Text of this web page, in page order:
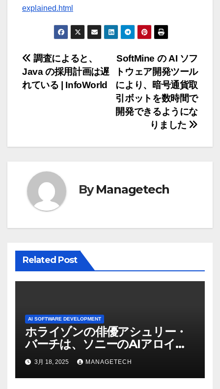
explained.html
投
稿
ゲ
シ
ョ
ン
SoftMine の AI ソフ
トウェア開発ツール
により、暗号通貨取
引ボットを数時間で
開発できるようにな
りました
調査によると、
Java の採用計画は遅
れている | InfoWorld
ByManagetech
Related Post
AI SOFTWARE DEVELOPMENT
ホライゾンの俳優アシュリー・
バーチは、ソニーのAIアロイの
ビデオを見て「ゲームパフォー
マンスという芸術形式に不安を
感じた」と語る – IGN
3月 18, 2025 MANAGETECH